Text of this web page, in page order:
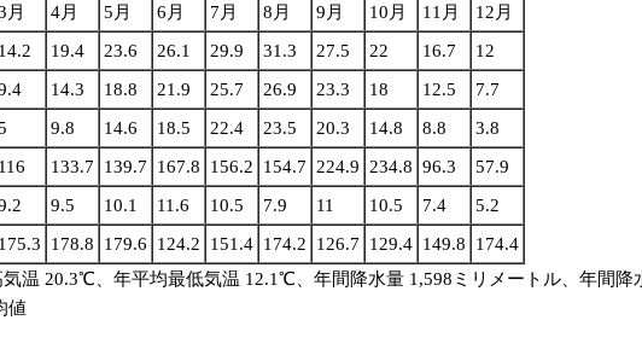
月 4月 5月 6月 7月 8月 9月 10月 11月
12月
14.2 19.4 23.6 26.1 29.9 31.3 27.5 22 16.7
12
14.3 18.8 21.9 25.7 26.9 23.3 18 12.5
7.7
9.8 14.6 18.5 22.4 23.5 20.3 14.8 8.8
3.8
116 133.7 139.7 167.8 156.2 154.7 224.9 234.8 96.3
57.9
9.5 10.1 11.6 10.5 7.9 11 10.5 7.4
5.2
175.3 178.8 179.6 124.2 151.4 174.2 126.7 129.4 149.8
174.4
温 20.3℃、年平均最低気温 12.1℃、年間降水量 1,598ミリメートル、年間降
値